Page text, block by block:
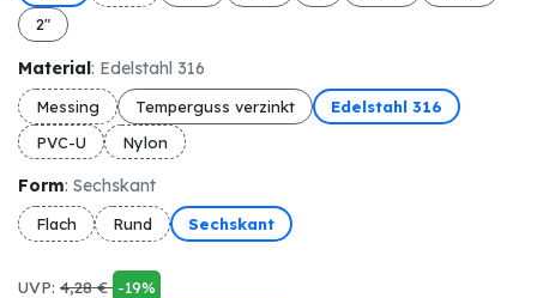
2"
Material: Edelstahl 316
Messing Temperguss verzinkt
Edelstahl 316
PVC-U
Nylon
Form: Sechskant
Flach Rund Sechskant
UVP: 4,28€ -19%